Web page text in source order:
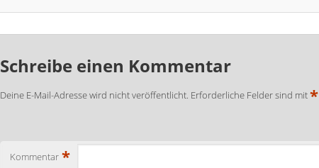
Schreibe einen Kommentar
Deine E-Mail-Adresse wird nicht veröffentlicht. Erforderliche Felder sind mit*
Kommentar *